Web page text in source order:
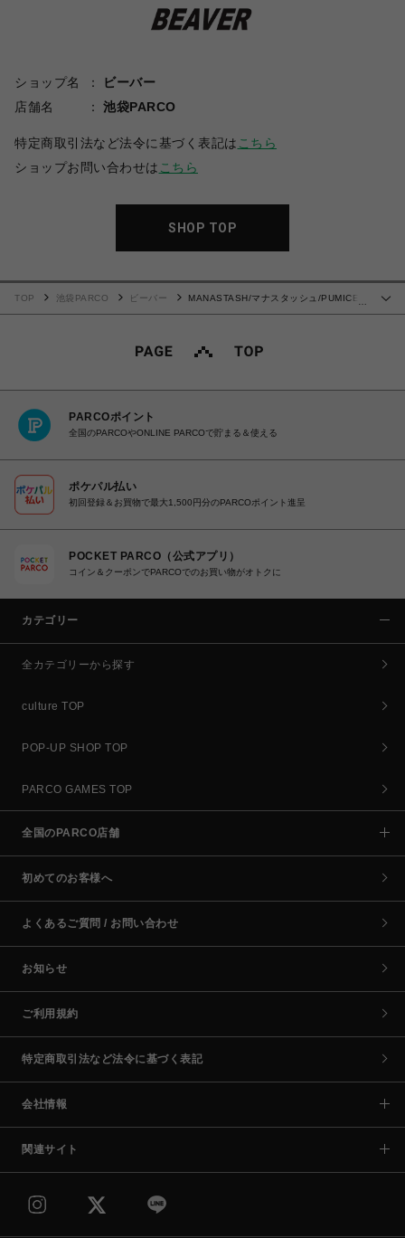
ショップ名
ビーバー
店舗名
池袋PARCO
特定商取引法など法令に基づく表記は こちら
ショップお問い合わせは こちら
SHOP TOP
TOP 池袋PARCO ビーバー
MANASTASH/マナスタッシュ/PUMICE
PARCOポイント
全国のPARCOやONLINE PARCOで貯まる＆使える
ポケパル払い
初回登録＆お買物で最大1,500円分のPARCOポイント進呈
POCKET PARCO（公式アプリ）
コイン＆クーポンでPARCOでのお買い物がオトクに
カテゴリー
全カテゴリーから探す
culture TOP
POP-UP SHOP TOP
PARCO GAMES TOP
全国のPARCO店舗
初めてのお客様へ
よくあるご質問 / お問い合わせ
お知らせ
ご利用規約
特定商取引法など法令に基づく表記
会社情報
関連サイト